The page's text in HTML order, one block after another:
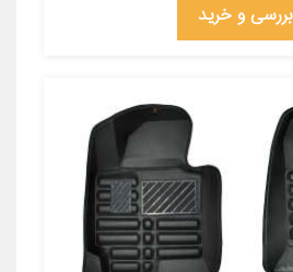
بررسی و خرید